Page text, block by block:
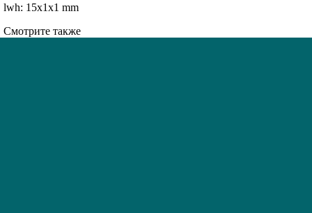
lwh: 15x1x1 mm
Смотрите также